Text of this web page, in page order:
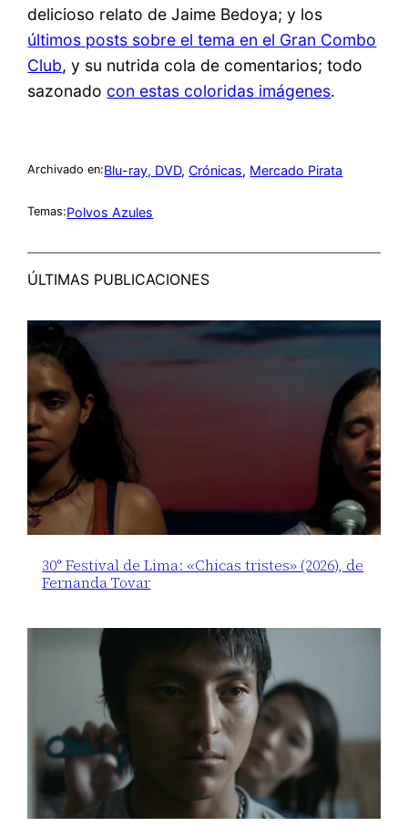
delicioso relato de Jaime Bedoya; y los
últimos posts sobre el tema en el Gran Combo
Club, y su nutrida cola de comentarios; todo
sazonado con estas coloridas imágenes.
Archivado en:Blu-ray, DVD, Crónicas, Mercado Pirata
Temas:Polvos Azules
ÚLTIMAS PUBLICACIONES
30° Festival de Lima: «Chicas tristes» (2026), de
Fernanda Tovar